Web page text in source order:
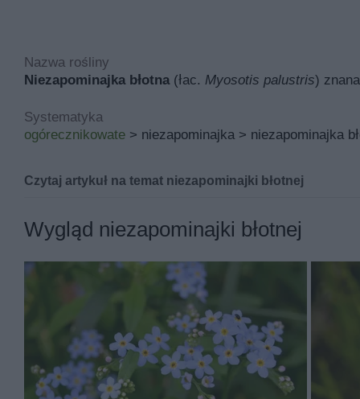
Nazwa rośliny
Niezapominajka błotna(łac. Myosotis palustris)
Systematyka
ogórecznikowate > niezapominajka > niezapominajka
Czytaj artykuł na temat niezapominajki błotnej
Niezapominajka błotna
Niezapominajki w całej Europie występują dziko, w
decyduje się na uprawę tych niezwykłych roślin w
niebieskookich roślinek.
Jeśli szukasz więcej porad i informacji, sprawdź także
Niezapominajki w ogrodzie
Wygląd niezapominajki błotnej